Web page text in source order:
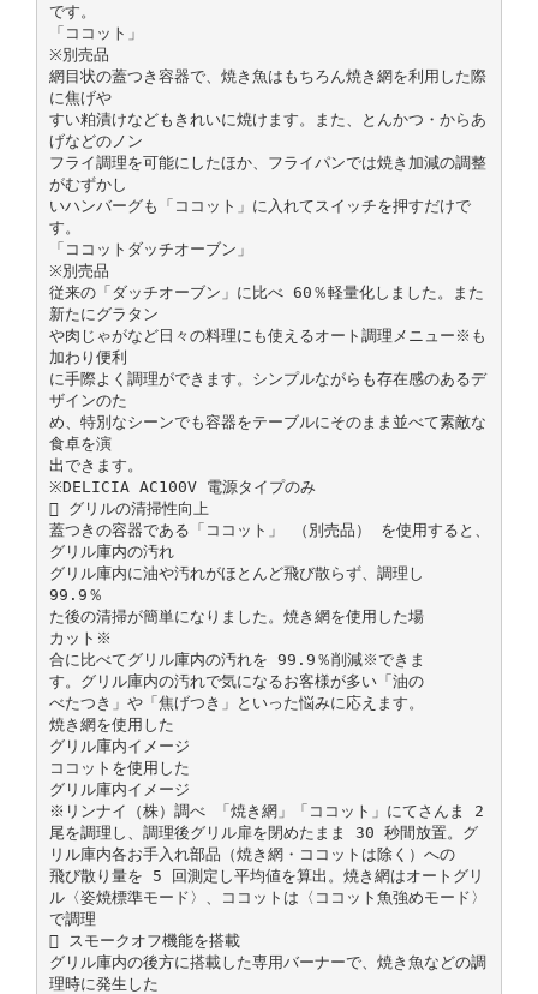
です。
「ココット」
※別売品
網目状の蓋つき容器で、焼き魚はもちろん焼き網を利用した際
に焦げや
すい粕漬けなどもきれいに焼けます。また、とんかつ・からあ
げなどのノン
フライ調理を可能にしたほか、フライパンでは焼き加減の調整
がむずかし
いハンバーグも「ココット」に入れてスイッチを押すだけで
す。
「ココットダッチオーブン」
※別売品
従来の「ダッチオーブン」に比べ 60％軽量化しました。また
新たにグラタン
や肉じゃがなど日々の料理にも使えるオート調理メニュー※も
加わり便利
に手際よく調理ができます。シンプルながらも存在感のあるデ
ザインのた
め、特別なシーンでも容器をテーブルにそのまま並べて素敵な
食卓を演
出できます。
※DELICIA AC100V 電源タイプのみ
 グリルの清掃性向上
蓋つきの容器である「ココット」 （別売品） を使用すると、
グリル庫内の汚れ
グリル庫内に油や汚れがほとんど飛び散らず、調理し
99.9％
た後の清掃が簡単になりました。焼き網を使用した場
カット※
合に比べてグリル庫内の汚れを 99.9％削減※できま
す。グリル庫内の汚れで気になるお客様が多い「油の
べたつき」や「焦げつき」といった悩みに応えます。
焼き網を使用した
グリル庫内イメージ
ココットを使用した
グリル庫内イメージ
※リンナイ（株）調べ 「焼き網」「ココット」にてさんま 2
尾を調理し、調理後グリル扉を閉めたまま 30 秒間放置。グ
リル庫内各お手入れ部品（焼き網・ココットは除く）への
飛び散り量を 5 回測定し平均値を算出。焼き網はオートグリ
ル〈姿焼標準モード〉、ココットは〈ココット魚強めモード〉
で調理
 スモークオフ機能を搭載
グリル庫内の後方に搭載した専用バーナーで、焼き魚などの調
理時に発生した